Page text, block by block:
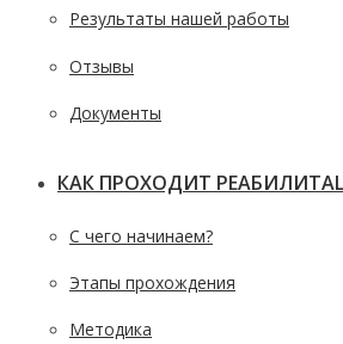
Результаты нашей работы
Отзывы
Документы
КАК ПРОХОДИТ
С чего начинаем?
Этапы прохождения
Методика